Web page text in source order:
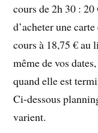
cours de 2h 30 :
d’acheter une
cours à 18,75 € au
même de vos
quand elle est
Ci-dessous
varient.